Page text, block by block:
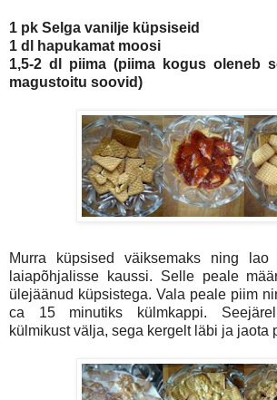
1 pk Selga vanilje küpsiseid
1 dl hapukamat moosi
1,5-2 dl piima (piima kogus oleneb
magustoitu soovid)
Murra küpsised väiksemaks ning lao
laiapõhjalisse kaussi. Selle peale
ülejäänud küpsistega. Vala peale piim
ca 15 minutiks külmkappi.
külmikust välja, sega kergelt läbi ja jaota